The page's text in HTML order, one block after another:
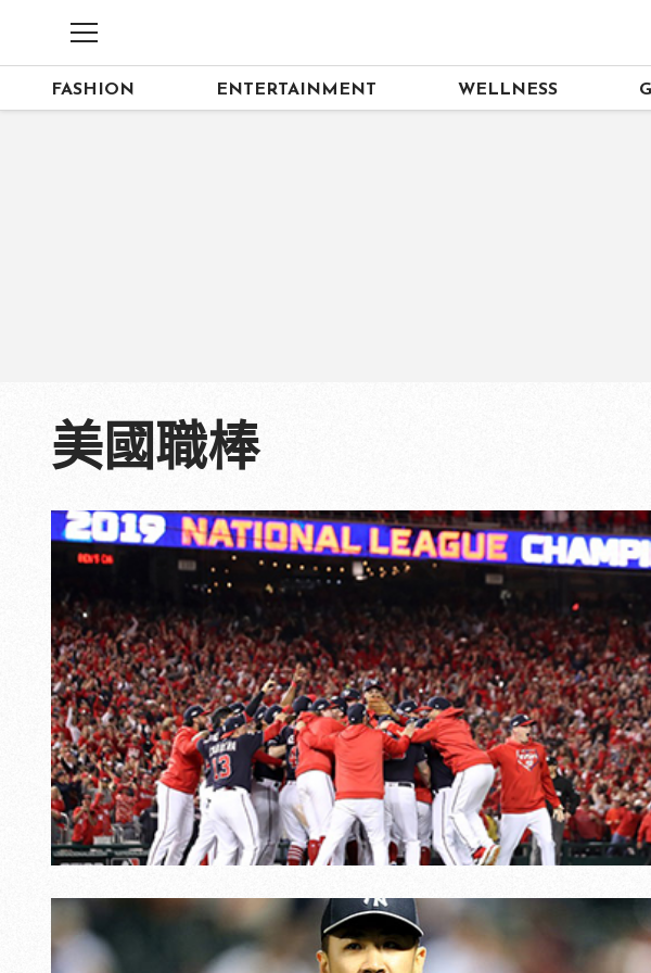
FASHION ENTERTAINMENT WELLNESS
美國職棒